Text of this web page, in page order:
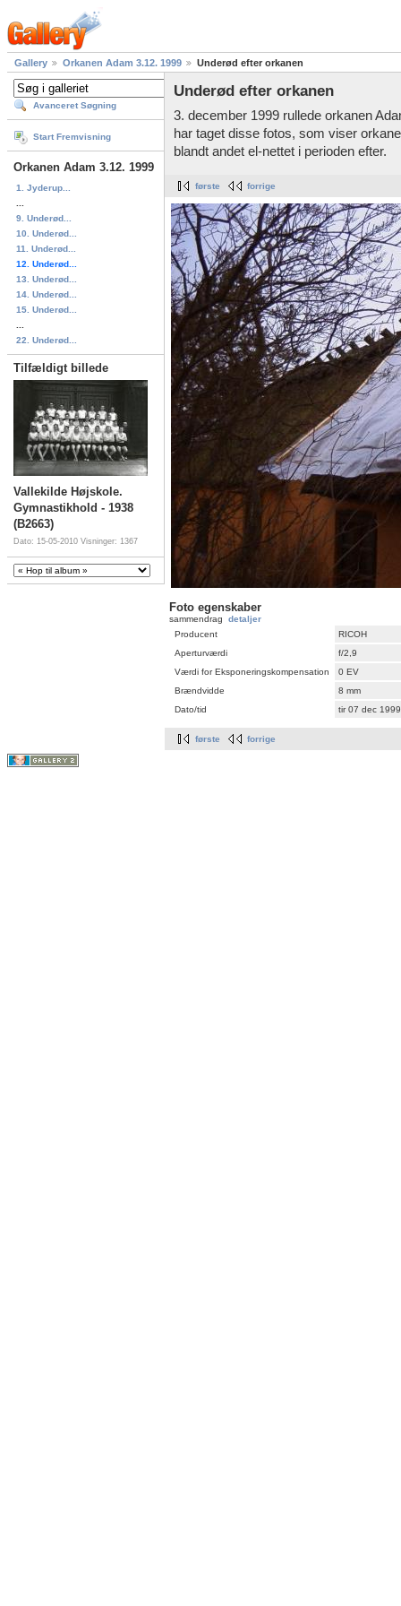
Gallery Orkanen Adam 3.12. 1999 Underød efter orkanen
Avanceret Søgning
Start Fremvisning
Orkanen Adam 3.12. 1999
1. Jyderup...
9. Underød...
10. Underød...
11. Underød...
12. Underød...
13. Underød...
14. Underød...
15. Underød...
22. Underød...
Tilfældigt billede
Vallekilde Højskole.
Gymnastikhold - 1938
(B2663)
Dato: 15-05-2010 Visninger: 1367
Underød efter orkanen
3. december 1999 rullede orkanen
har taget disse fotos, som viser
blandt andet el-nettet i perioden efter.
første forrige
Foto egenskaber
sammendrag detaljer
Producent
RICOH
Aperturværdi
f/2,9
Værdi for Eksponeringskompensation
0 EV
Brændvidde
8 mm
Dato/tid
tir 07 dec
første forrige